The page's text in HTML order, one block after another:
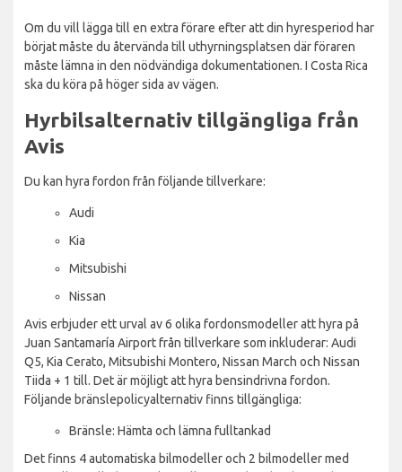
Om du vill lägga till en extra förare efter att din hyresperiod har
börjat måste du återvända till uthyrningsplatsen där föraren
måste lämna in den nödvändiga dokumentationen. I Costa Rica
ska du köra på höger sida av vägen.
Hyrbilsalternativ tillgängliga från
Avis
Du kan hyra fordon från följande tillverkare:
Audi
Kia
Mitsubishi
Nissan
Avis erbjuder ett urval av 6 olika fordonsmodeller att hyra på
Juan Santamaría Airport från tillverkare som inkluderar: Audi
Q5, Kia Cerato, Mitsubishi Montero, Nissan March och Nissan
Tiida + 1 till. Det är möjligt att hyra bensindrivna fordon.
Följande bränslepolicyalternativ finns tillgängliga:
Bränsle: Hämta och lämna fulltankad
Det finns 4 automatiska bilmodeller och 2 bilmodeller med